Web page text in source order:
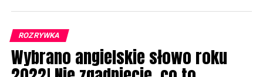
po bohaterach seriali i filmów. W myśl zasady – im
dziwniejsze, tym lepiej.
Mało kto jednak myśli, jaki kłopot będzie miało dziecko
w szkole – jego rówieśnicy nie zrozumieją mody i mogą
ROZRYWKA
Wybrano angielskie słowo roku